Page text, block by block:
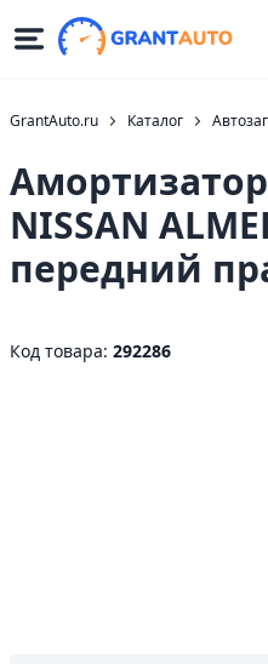
GrantAuto.ru Каталог
Амортизатор
NISSAN
передний
Код товара: 292286